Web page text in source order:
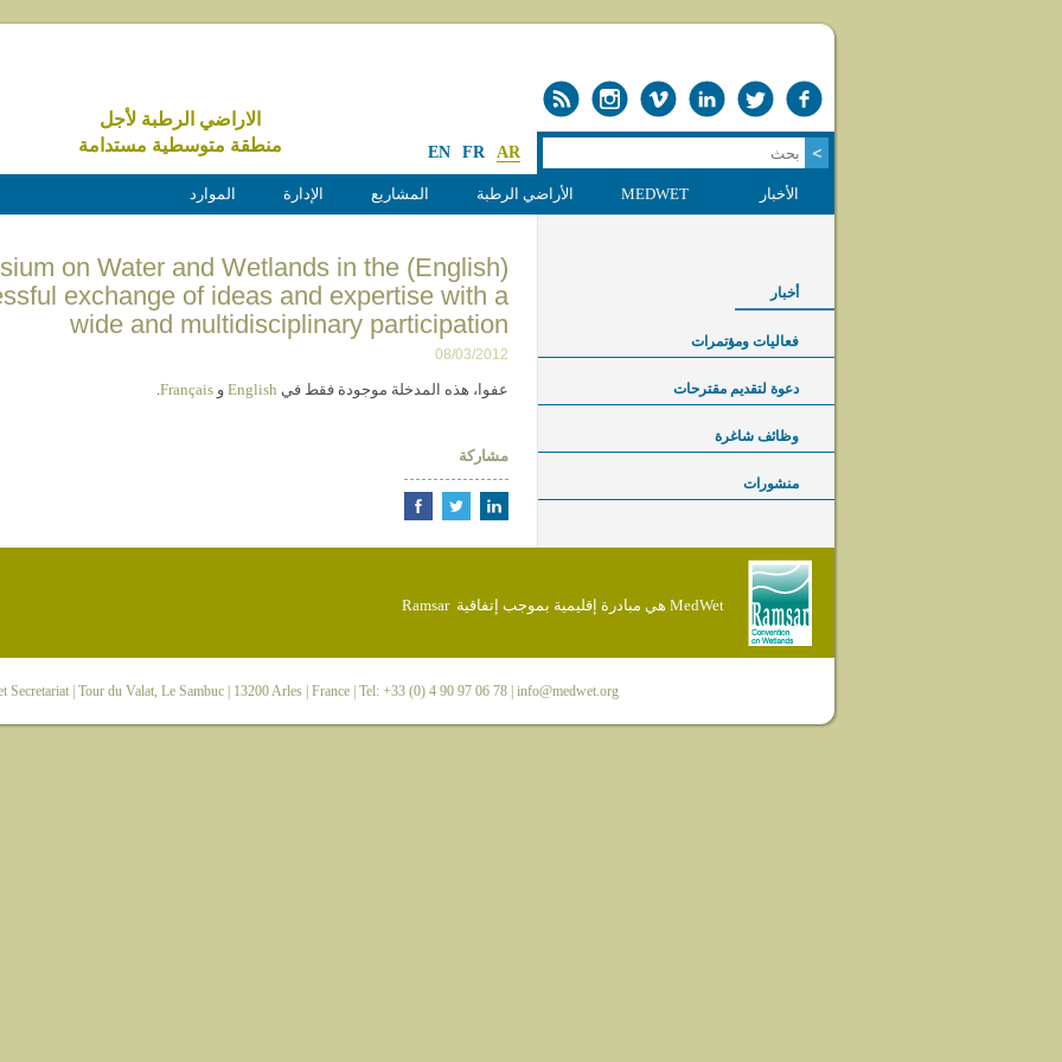
الاراضي الرطبة لأجل
منطقة متوسطية مستدامة
EN FR AR
الأخبار MEDWET الأراضي الرطبة المشاريع الإدارة الموارد
on Water and Wetlands in the
exchange of ideas and expertise with a
wide and multidisciplinary participation
08/03/2012
عفوا، هذه المدخلة موجودة فقط في English و Français
.
مشاركة
أخبار
فعاليات ومؤتمرات
دعوة لتقديم مقترحات
وظائف شاغرة
منشورات
MedWet هي مبادرة إقليمية بموجب إتفاقية Ramsar
Secretariat| Tour du Valat, Le Sambuc | 13200 Arles | France | Tel: +33 (0) 4 90 97 06 78 | info@medwet.org